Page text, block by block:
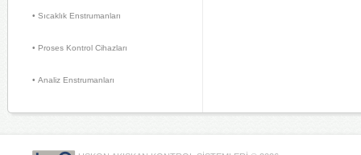
• Sıcaklık Enstrumanları
• Proses Kontrol Cihazları
• Analiz Enstrumanları